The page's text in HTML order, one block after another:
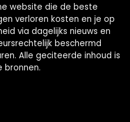
website die de beste
verloren kosten en je op
via dagelijks nieuws en
beschermd
Alle geciteerde inhoud is
bronnen.